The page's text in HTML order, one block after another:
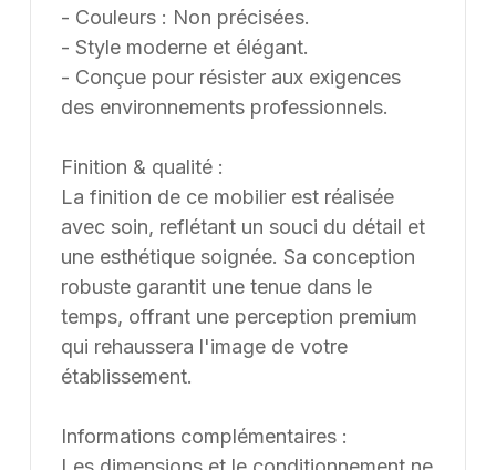
- Couleurs : Non précisées.
- Style moderne et élégant.
- Conçue pour résister aux exigences
des environnements professionnels.
Finition & qualité :
La finition de ce mobilier est réalisée
avec soin, reflétant un souci du détail et
une esthétique soignée. Sa conception
robuste garantit une tenue dans le
temps, offrant une perception premium
qui rehaussera l'image de votre
établissement.
Informations complémentaires :